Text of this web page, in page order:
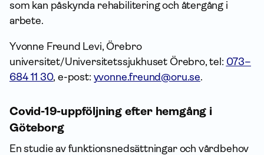
som kan påskynda rehabilitering och återgång i
arbete.
Yvonne Freund Levi, Örebro
universitet/Universitetssjukhuset Örebro, tel: 073–
684 11 30, e-post: yvonne.freund@oru.se.
Covid-19-uppföljning efter hemgång i
Göteborg
En studie av funktionsnedsättningar och vårdbehov